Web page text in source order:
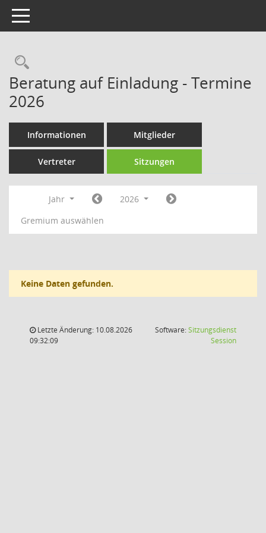
Toggle navigation
Rechercheauswahl
Beratung auf Einladung - Termine
2026
Informationen Mitglieder
Vertreter Sitzungen
Jahr
2026
Gremium auswählen
Keine Daten gefunden.
Letzte Änderung: 10.08.2026
09:32:09
Software:Sitzungsdienst
Session(Wird in